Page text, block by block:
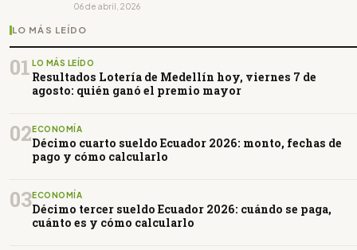
06 de abril, 2026
LO MÁS LEÍDO
01 LO MÁS LEÍDO
Resultados Lotería de Medellín hoy, viernes 7 de
agosto: quién ganó el premio mayor
02ECONOMÍA
Décimo cuarto sueldo Ecuador 2026: monto, fechas de
pago y cómo calcularlo
03ECONOMÍA
Décimo tercer sueldo Ecuador 2026: cuándo se paga,
cuánto es y cómo calcularlo